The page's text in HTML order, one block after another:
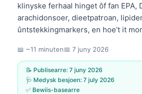
klinyske ferhaal hinget ôf fan EPA,
arachidonsoer, dieetpatroan,
ûntstekkingmarkers, en hoe’t it
📖 ~11 minuten📅 7 juny 2026
📝 Publisearre: 7 juny 2026
🩺 Medysk besjoen: 7 july 2026
✅ Bewiis-basearre